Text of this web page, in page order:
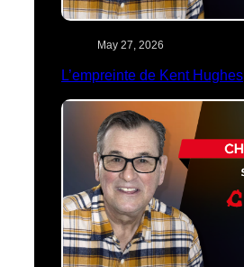
May 27, 2026
L’empreinte de Kent Hughes